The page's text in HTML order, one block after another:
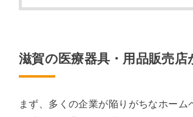
滋賀の医療器具・用品販売
まず、多くの企業が陥りがちなホー